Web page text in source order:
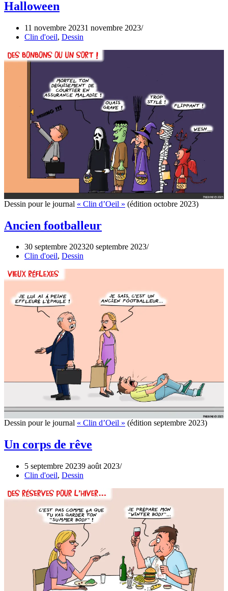
Halloween
11 novembre 20231 novembre 2023
Clin d'oeil, Dessin
Dessin pour le journal « Clin d’Oeil » (édition octobre 2023)
Ancien footballeur
30 septembre 202320 septembre 2023
Clin d'oeil, Dessin
Dessin pour le journal « Clin d’Oeil » (édition septembre 2023)
Un corps de rêve
5 septembre 20239 août 2023
Clin d'oeil, Dessin